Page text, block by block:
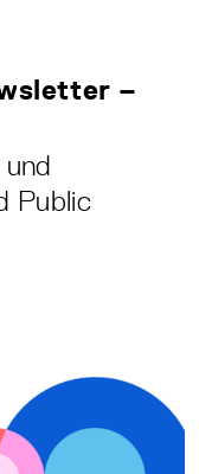
–
Public